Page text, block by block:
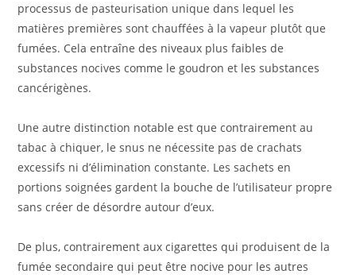
processus de pasteurisation unique dans lequel les
matières premières sont chauffées à la vapeur plutôt que
fumées. Cela entraîne des niveaux plus faibles de
substances nocives comme le goudron et les substances
cancérigènes.
Une autre distinction notable est que contrairement au
tabac à chiquer, le snus ne nécessite pas de crachats
excessifs ni d’élimination constante. Les sachets en
portions soignées gardent la bouche de l’utilisateur propre
sans créer de désordre autour d’eux.
De plus, contrairement aux cigarettes qui produisent de la
fumée secondaire qui peut être nocive pour les autres